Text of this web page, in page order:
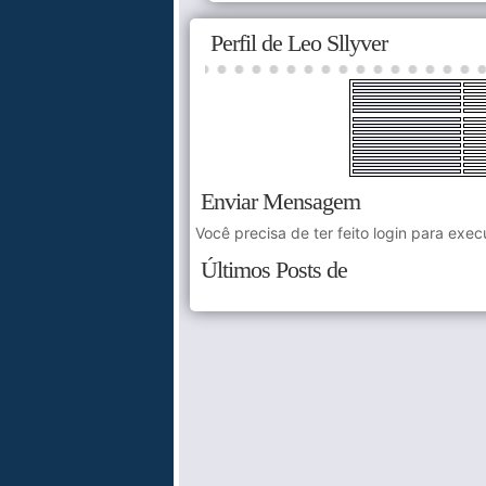
Perfil de Leo Sllyver
Enviar Mensagem
Você precisa de ter feito login para
Últimos Posts de